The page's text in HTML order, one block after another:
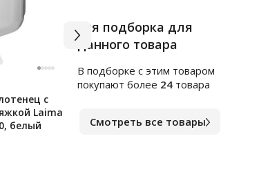
с
Laima
белый
Арт.тр1784101
Mini белый, без дозатора,
Вся подборка для
данного товара
В подборке c этим товаром
покупают более 24 товара
Смотреть все товары